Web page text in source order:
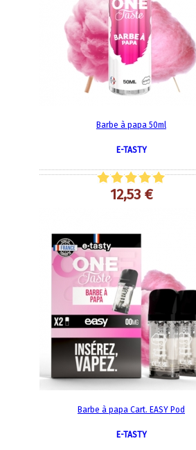
Barbe à papa 50ml
E-TASTY
12,53 €
Barbe à papa Cart. EASY Pod
E-TASTY